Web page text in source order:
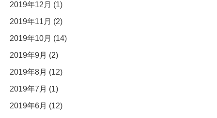
2019年12月 (1)
2019年11月 (2)
2019年10月 (14)
2019年9月 (2)
2019年8月 (12)
2019年7月 (1)
2019年6月 (12)